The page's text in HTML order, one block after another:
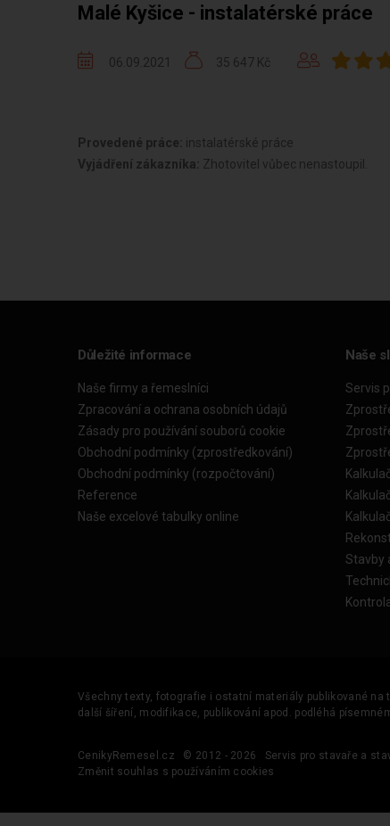
Malé Kyšice - instalatérské práce
06.09.2021 35 647 Kč
Provedené práce: instalatérské práce
Vyjádření zákazníka: Zhotovitel vůbec nenastoupil.
Důležité informace
Naše firmy a řemeslníci
Zpracování a ochrana osobních údajů
Zásady pro používání souborů cookie
Obchodní podmínky (zprostředkování)
Obchodní podmínky (rozpočtování)
Reference
Naše excelové tabulky online
Naše
Servis
Stavby
Všechny texty, fotografie i ostatní materiály publikované
další šíření, modifikace, publikování apod. podléhá
CenikyRemesel.cz © 2012 - 2026
Servis pro stavaře a
Změnit souhlas s používáním cookies